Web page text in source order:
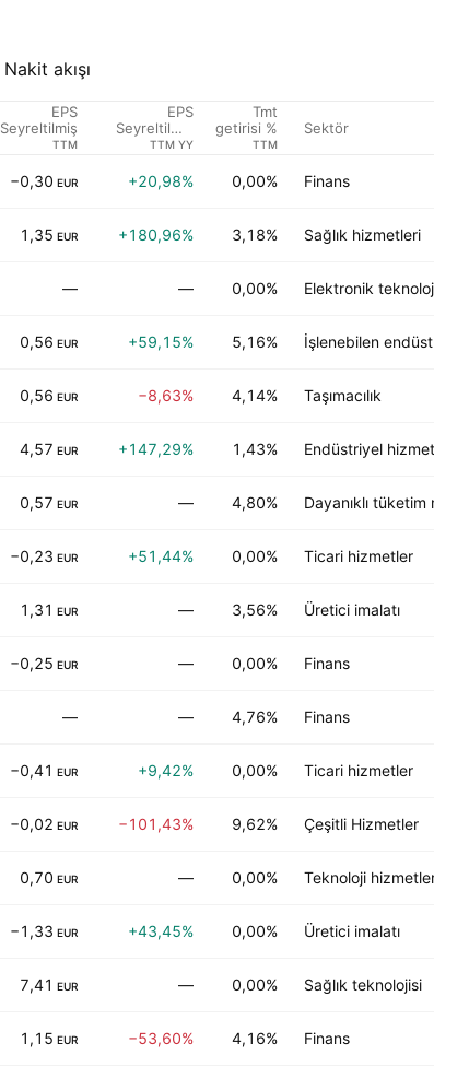
Nakit akışı
EPS
Seyreltilmiş
TTM
EPS
Seyreltilmiş
Büyüme
TTM YY
Tmt
getirisi %
TTM
Sektör
−0,30 EUR +20,98% 0,00% Finans
1,35 EUR +180,96% 3,18% Sağlık hizmetleri
— — 0,00% Elektronik teknoloji
0,56 EUR +59,15% 5,16% İşlenebilen endüstriler
0,56 EUR −8,63% 4,14% Taşımacılık
4,57 EUR +147,29% 1,43% Endüstriyel hizmetler
0,57 EUR — 4,80% Dayanıklı tüketim
−0,23 EUR +51,44% 0,00% Ticari hizmetler
1,31 EUR — 3,56% Üretici imalatı
−0,25 EUR — 0,00% Finans
— — 4,76% Finans
−0,41 EUR +9,42% 0,00% Ticari hizmetler
−0,02 EUR −101,43% 9,62% Çeşitli Hizmetler
0,70 EUR — 0,00% Teknoloji hizmetleri
−1,33 EUR +43,45% 0,00% Üretici imalatı
7,41 EUR — 0,00% Sağlık teknolojisi
1,15 EUR −53,60% 4,16% Finans